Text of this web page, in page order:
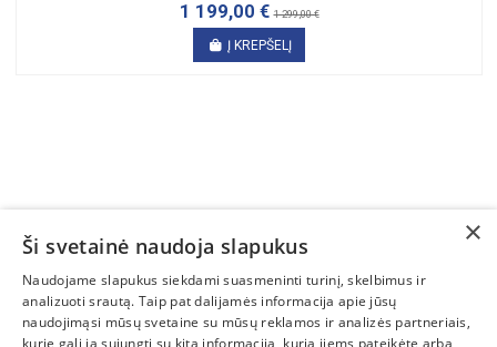
1 199,00 €1 299,00 €
Į KREPŠELĮ
INFORMACIJA
×
Ši svetainė naudoja slapukus
Naudojame slapukus siekdami suasmeninti turinį, skelbimus ir
analizuoti srautą. Taip pat dalijamės informacija apie jūsų
naudojimąsi mūsų svetaine su mūsų reklamos ir analizės partneriais,
kurie gali ją sujungti su kita informacija, kurią jiems pateikėte arba